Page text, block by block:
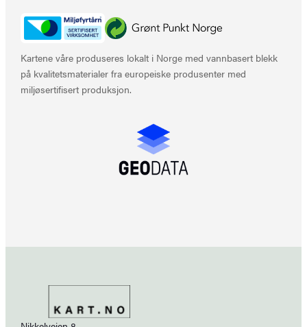
Kartene våre produseres lokalt i Norge med vannbasert blekk
på kvalitetsmaterialer fra europeiske produsenter med
miljøsertifisert produksjon.